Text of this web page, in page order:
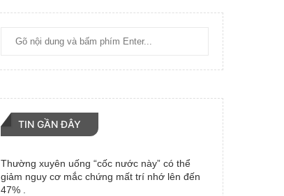
TIN GẦN ĐÂY
Thường xuyên uống “cốc nước này” có thể
giảm nguy cơ mắc chứng mất trí nhớ lên đến
47% .